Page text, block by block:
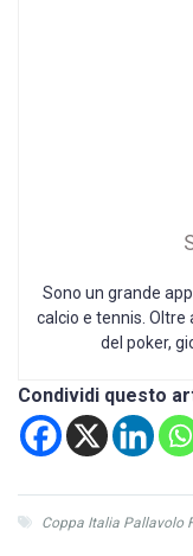
Sono un grande
calcio e tennis.
del poker,
Condividi questo
Coppa Italia Pallavolo